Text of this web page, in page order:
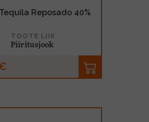
Reposado 40%
TOOTE LIIK
Piiritusjook